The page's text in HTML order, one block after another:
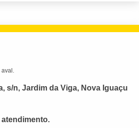
aval.
s/n, Jardim da Viga, Nova Iguaçu